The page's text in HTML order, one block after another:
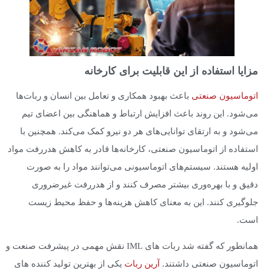
مزایا استفاده از این قابلیت برای کارخانه
اتوماسیون صنعتی باعث بهبود همکاری و تعامل بین انسان و ربات‌ها
می‌شود. این روند باعث افزایش ارتباط و هماهنگی بین اعضای تیم
می‌شود و به ارتقای توانایی‌های هر دو نیرو کمک می‌کند. همچنین با
استفاده از اتوماسیون صنعتی، کارخانه‌ها قادر به کاهش هدررفت مواد
اولیه هستند. سیستم‌های اتوماسیونی می‌توانند مواد را به صورت
دقیق و با بهره‌وری بیشتر مصرف کنند و از هدررفت غیرضروری
جلوگیری کنند. این به معنای کاهش هزینه‌ها و حفظ محیط زیست
است.
همانطور که گفته شد ربات های IML نقش مهمی در پیشرفت صنعت و
اتوماسیون صنعتی داشتند. آرین ربات یکی از بهترین تولید کننده های